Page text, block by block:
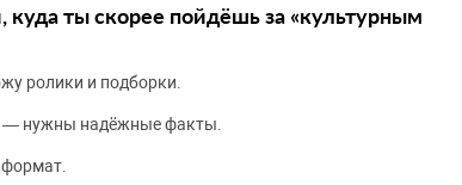
куда ты скорее пойдёшь за «культурным
ролики и подборки.
— нужны надёжные факты.